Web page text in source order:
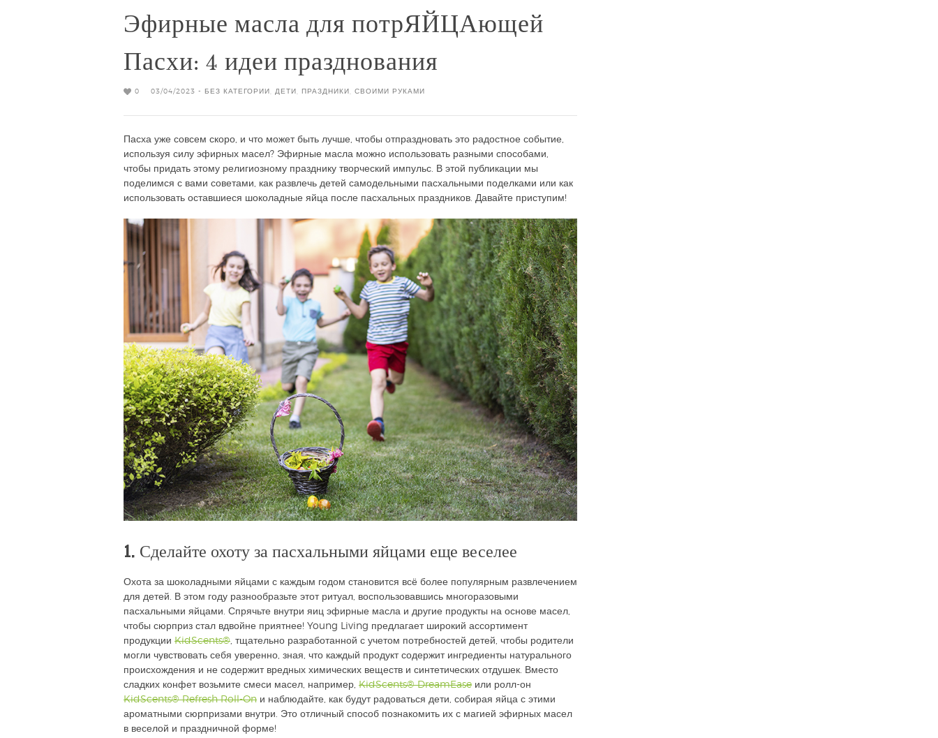
Эфирные масла для потрЯЙЦАющей
Пасхи: 4 идеи празднования
0 03/04/2023 - БЕЗ КАТЕГОРИИ ДЕТИ ПРАЗДНИКИ СВОИМИ РУКАМИ
Пасха уже совсем скоро, и что может быть лучше, чтобы отпраздновать это радостное событие,
используя силу эфирных масел? Эфирные масла можно использовать разными способами,
чтобы придать этому религиозному празднику творческий импульс. В этой публикации мы
поделимся с вами советами, как развлечь детей самодельными пасхальными поделками или как
использовать оставшиеся шоколадные яйца после пасхальных праздников. Давайте приступим!
1. Сделайте охоту за пасхальными яйцами еще веселее
Охота за шоколадными яйцами с каждым годом становится всё более популярным развлечением
для детей. В этом году разнообразьте этот ритуал, воспользовавшись многоразовыми
пасхальными яйцами. Спрячьте внутри яиц эфирные масла и другие продукты на основе масел,
чтобы сюрприз стал вдвойне приятнее! Young Living предлагает широкий ассортимент
продукции KidScents® , тщательно разработанной с учетом потребностей детей, чтобы родители
могли чувствовать себя уверенно, зная, что каждый продукт содержит ингредиенты натурального
происхождения и не содержит вредных химических веществ и синтетических отдушек. Вместо
сладких конфет возьмите смеси масел, например, KidScents® DreamEase или ролл-он
KidScents® Refresh Roll-On и наблюдайте, как будут радоваться дети, собирая яйца с этими
ароматными сюрпризами внутри. Это отличный способ познакомить их с магией эфирных масел
в веселой и праздничной форме!